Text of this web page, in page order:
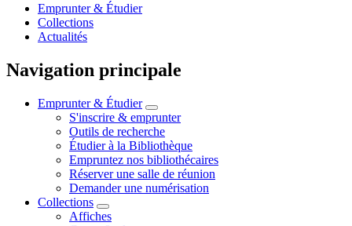
Emprunter & Étudier
Collections
Actualités
Navigation principale
Emprunter & Étudier
S'inscrire & emprunter
Outils de recherche
Étudier à la Bibliothèque
Empruntez nos bibliothécaires
Réserver une salle de réunion
Demander une numérisation
Collections
Affiches